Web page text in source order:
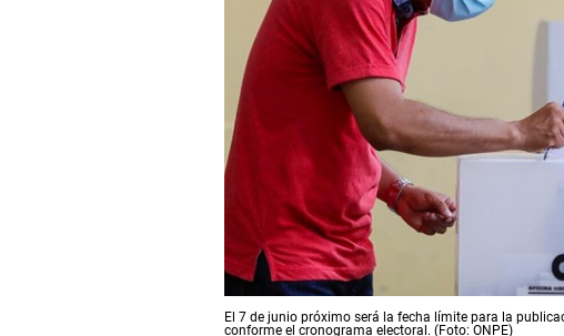
El 7 de junio próximo será la fecha límite para la
conforme el cronograma electoral. (Foto: ONPE)